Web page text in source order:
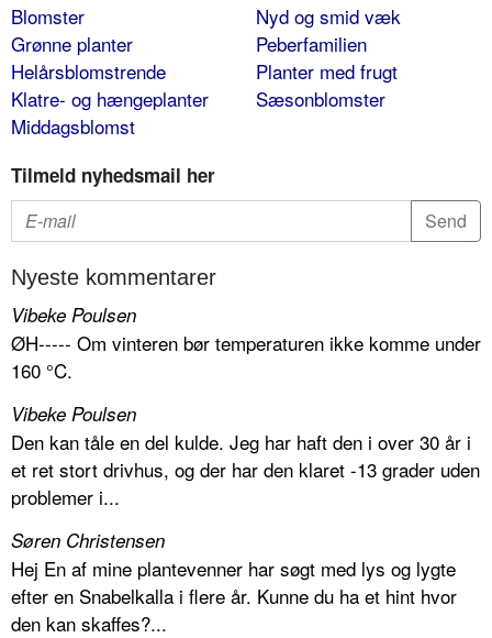
Blomster
Grønne planter
Helårsblomstrende
Klatre- og hængeplanter
Middagsblomst
Nyd og smid væk
Peberfamilien
Planter med frugt
Sæsonblomster
Tilmeld nyhedsmail her
Nyeste kommentarer
Vibeke Poulsen
ØH----- Om vinteren bør temperaturen ikke komme under
160 °C.
Vibeke Poulsen
Den kan tåle en del kulde. Jeg har haft den i over 30 år i
et ret stort drivhus, og der har den klaret -13 grader uden
problemer i...
Søren Christensen
Hej En af mine plantevenner har søgt med lys og lygte
efter en Snabelkalla i flere år. Kunne du ha et hint hvor
den kan skaffes?...